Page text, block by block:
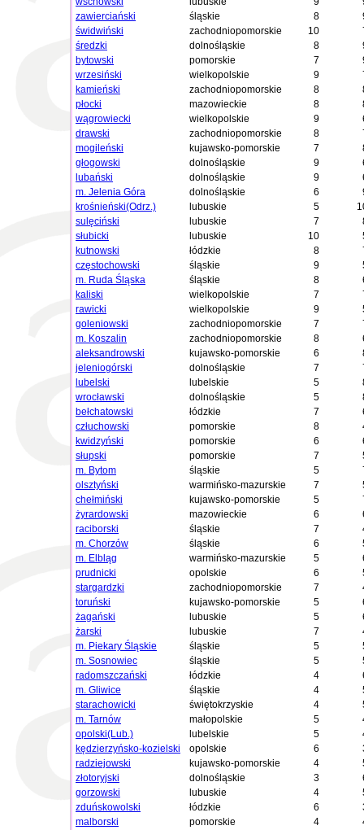
zawierciański
śląskie 8
świdwiński
zachodniopomorskie 10
średzki
dolnośląskie 8
bytowski
pomorskie 7
wrzesiński
wielkopolskie 9
kamieński
zachodniopomorskie 8
płocki
mazowieckie 8
wągrowiecki
wielkopolskie 9
drawski
zachodniopomorskie 8
mogileński
kujawsko-pomorskie 7
głogowski
dolnośląskie 9
lubański
dolnośląskie 9
m. Jelenia Góra
dolnośląskie 6
krośnieński(Odrz.)
lubuskie 5
sulęciński
lubuskie 7
słubicki
lubuskie 10
kutnowski
łódzkie 8
częstochowski
śląskie 9
m. Ruda Śląska
śląskie 8
kaliski
wielkopolskie 7
rawicki
wielkopolskie 9
goleniowski
zachodniopomorskie 7
m. Koszalin
zachodniopomorskie 8
aleksandrowski
kujawsko-pomorskie 6
jeleniogórski
dolnośląskie 7
lubelski
lubelskie 5
wrocławski
dolnośląskie 5
bełchatowski
łódzkie 7
człuchowski
pomorskie 8
kwidzyński
pomorskie 6
słupski
pomorskie 7
m. Bytom
śląskie 5
olsztyński
warmińsko-mazurskie 7
chełmiński
kujawsko-pomorskie 5
żyrardowski
mazowieckie 6
raciborski
śląskie 7
m. Chorzów
śląskie 6
m. Elbląg
warmińsko-mazurskie 5
prudnicki
opolskie 6
stargardzki
zachodniopomorskie 7
toruński
kujawsko-pomorskie 5
żagański
lubuskie 5
żarski
lubuskie 7
m. Piekary Śląskie
śląskie 5
m. Sosnowiec
śląskie 5
radomszczański
łódzkie 4
m. Gliwice
śląskie 4
starachowicki
świętokrzyskie 4
m. Tarnów
małopolskie 5
opolski(Lub.)
lubelskie 5
kędzierzyńsko-kozielski
opolskie 6
radziejowski
kujawsko-pomorskie 4
złotoryjski
dolnośląskie 3
gorzowski
lubuskie 4
zduńskowolski
łódzkie 6
malborski
pomorskie 4